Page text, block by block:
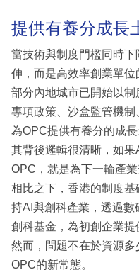
提供有養分成長
當技術與制度門檻同時
伸，而是高效率創業單位
部分內地城市已開始以
專項政策、沙盒監管機
為OPC提供有養分的成長
其背後邏輯很清晰，如
OPC，就是為下一輪產業
相比之下，香港的制度
持AI與創科產業，透過
創科基金，為初創企業提
然而，問題不在於資源
OPC的新常態。